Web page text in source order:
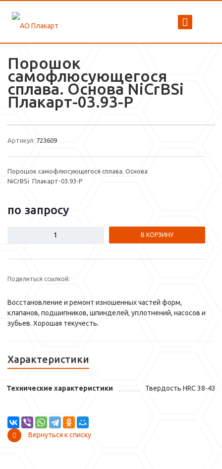
Порошок
самофлюсующегося
сплава. Основа NiCrBSi
Плакарт-03.93-P
Артикул: 723609
Порошок самофлюсующегося сплава. Основа
NiCrBSi Плакарт-03.93-P
по запросу
В КОРЗИНУ
Поделиться ссылкой:
Восстановление и ремонт изношенных частей форм,
клапанов, подшипников, шпинделей, уплотнений, насосов и
зубьев. Хорошая текучесть.
Характеристики
Технические характеристики Твердость HRC 38-43
Вернуться к списку